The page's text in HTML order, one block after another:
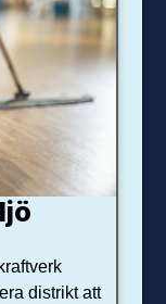
distrikt att